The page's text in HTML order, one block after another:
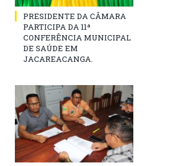
PRESIDENTE DA CÂMARA
PARTICIPA DA 11ª
CONFERÊNCIA MUNICIPAL
DE SAÚDE EM
JACAREACANGA.